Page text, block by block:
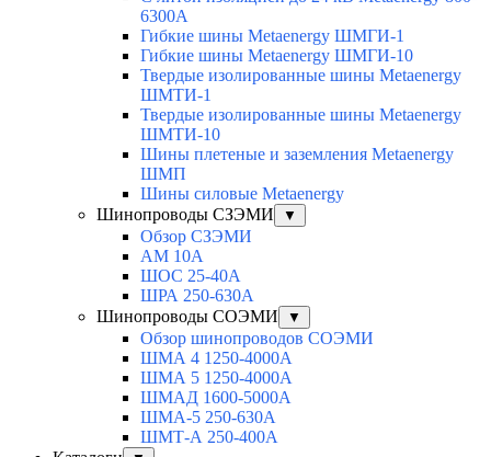
6300A
Гибкие шины Metaenergy ШМГИ-1
Гибкие шины Metaenergy ШМГИ-10
Твердые изолированные шины Metaenergy
ШМТИ-1
Твердые изолированные шины Metaenergy
ШМТИ-10
Шины плетеные и заземления Metaenergy
ШМП
Шины силовые Metaenergy
Шинопроводы СЗЭМИ
▼
Обзор СЗЭМИ
АМ 10А
ШОС 25-40А
ШРА 250-630А
Шинопроводы СОЭМИ
▼
Обзор шинопроводов СОЭМИ
ШМА 4 1250-4000А
ШМА 5 1250-4000А
ШМАД 1600-5000А
ШМА-5 250-630А
ШМТ-А 250-400А